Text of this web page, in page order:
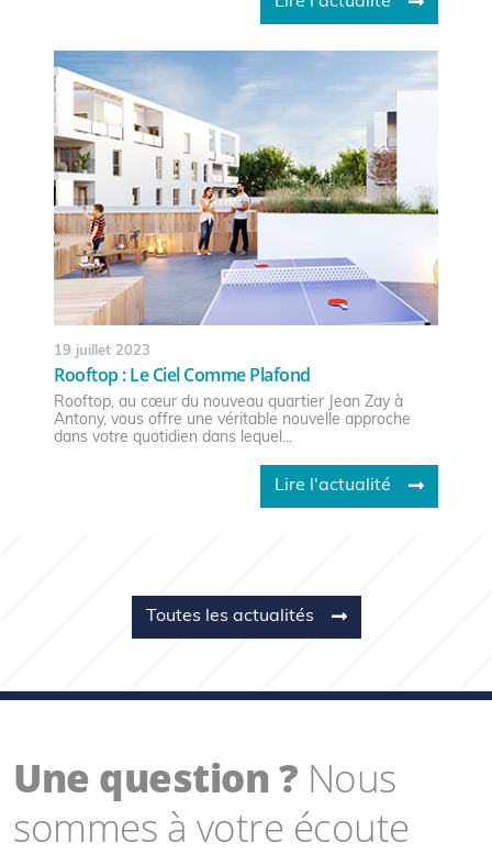
19 juillet 2023
Rooftop : Le Ciel Comme Plafond
Rooftop, au cœur du nouveau quartier Jean Zay à
Antony, vous offre une véritable nouvelle approche
dans votre quotidien dans lequel...
Lire l'actualité
Toutes les actualités
Une question ? Nous
sommes à votre écoute